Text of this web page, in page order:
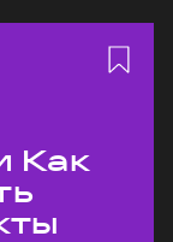
Как